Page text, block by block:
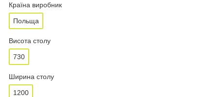
Країна виробник
Польща
Висота столу
730
Ширина столу
1200